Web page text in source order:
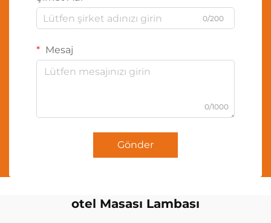
0/200
Mesaj
0/1000
Gönder
otel Masası Lambası